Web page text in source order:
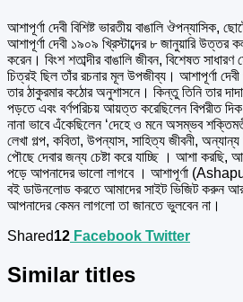
আশাপূর্ণা দেবী বিশিষ্ট ভারতীয় বাঙালি ঔপন্যাসিক,
আশাপূর্ণা দেবী ১৯০৯ খ্রিস্টাব্দের ৮ জানুয়ারি উত্তর
করেন। বিংশ শতাব্দীর বাঙালি জীবন, বিশেষত
চিত্রই ছিল তাঁর রচনার মূল উপজীব্য। আশাপূর্ণা
তার ঠাকুরমার কঠোর অনুশাসনে। কিন্তু তিনি তার
পড়তে এবং বর্ণপরিচয় আয়ত্ত করেছিলেন বিপরীত
নানা ভাবে এঁকেছিলেন ‘দেহে ও মনে অসম্ভব
লেখা গল্প, কবিতা, উপন্যাস, সাহিত্য জীবনী,
পৌছে দেবার জন্য চেষ্টা করে যাচ্ছি । আশা করছি,
পড়ে আপনাদের ভালো লাগবে । আশাপূর্ণা
বই ডাউনলোড করতে আমাদের সাইট ভিজিট করুন আর
আপনাদের কেমন লাগলো তা জানতে ভুলবেন না।
Shared12 Facebook Twitter
Similar titles